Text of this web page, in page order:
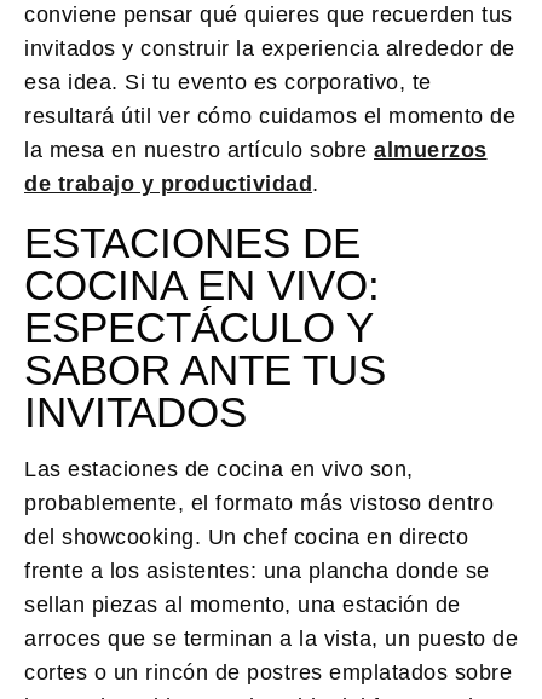
conviene pensar qué quieres que recuerden tus
invitados y construir la experiencia alrededor de
esa idea. Si tu evento es corporativo, te
resultará útil ver cómo cuidamos el momento de
la mesa en nuestro artículo sobre almuerzos
de trabajo y productividad.
ESTACIONES DE
COCINA EN VIVO:
ESPECTÁCULO Y
SABOR ANTE TUS
INVITADOS
Las estaciones de cocina en vivo son,
probablemente, el formato más vistoso dentro
del showcooking. Un chef cocina en directo
frente a los asistentes: una plancha donde se
sellan piezas al momento, una estación de
arroces que se terminan a la vista, un puesto de
cortes o un rincón de postres emplatados sobre